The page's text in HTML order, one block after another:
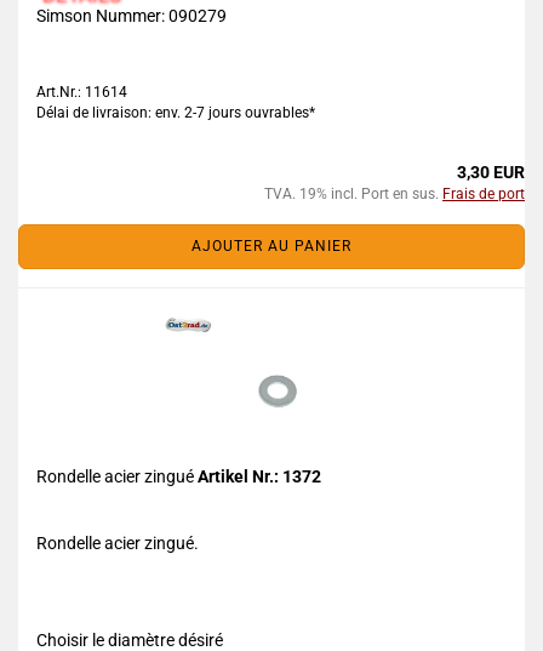
Simson Nummer:090279
Art.Nr.: 11614
Délai de livraison: env. 2-7 jours ouvrables*
3,30 EUR
TVA. 19% incl. Port en sus. Frais de port
AJOUTER AU PANIER
Rondelle acier zinguéArtikel Nr.: 1372
Rondelle acier zingué.
Choisir le diamètre désiré